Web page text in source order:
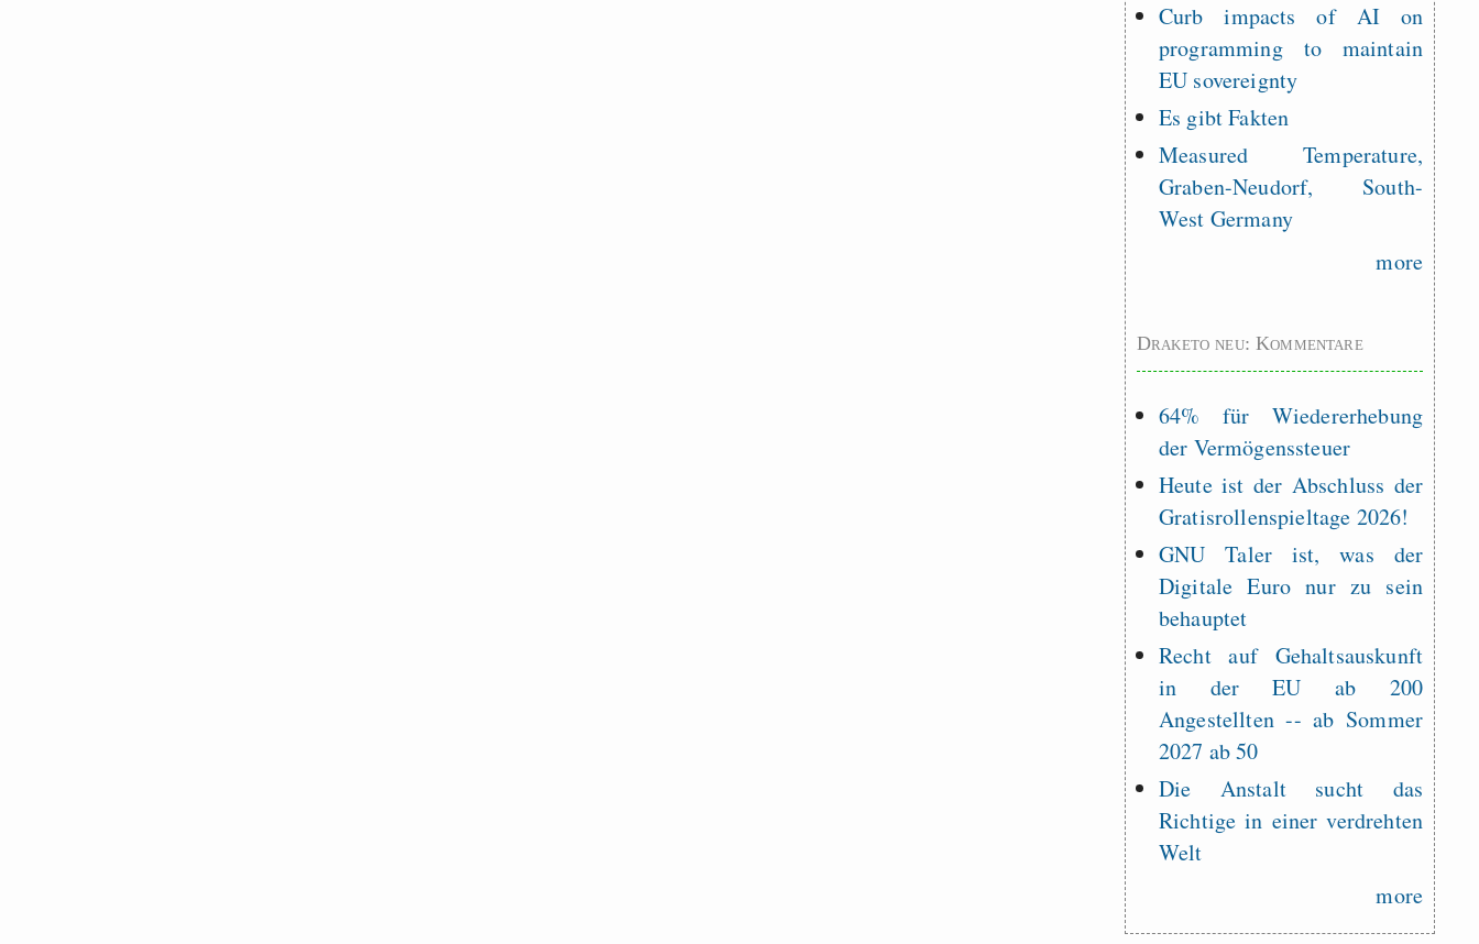
Curb impacts of AI on
programming to maintain
EU sovereignty
Es gibt Fakten
Measured Temperature,
Graben-Neudorf, South-
West Germany
more
Draketo neu: Kommentare
64% für Wiedererhebung
der Vermögenssteuer
Heute ist der Abschluss der
Gratisrollenspieltage 2026!
GNU Taler ist, was der
Digitale Euro nur zu sein
behauptet
Recht auf Gehaltsauskunft
in der EU ab 200
Angestellten -- ab Sommer
2027 ab 50
Die Anstalt sucht das
Richtige in einer verdrehten
Welt
more